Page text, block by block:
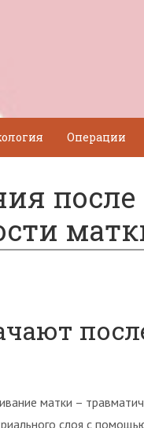
Операции
после
матки –
слоя с